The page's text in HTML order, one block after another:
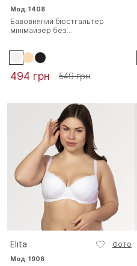
Мод. 1408
Бавовняний бюстгальтер
мінімайзер без...
494 грн 549 грн
Elita Фото
Мод. 1906